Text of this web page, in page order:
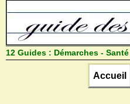
12 Guides : Démarches -
Accueil